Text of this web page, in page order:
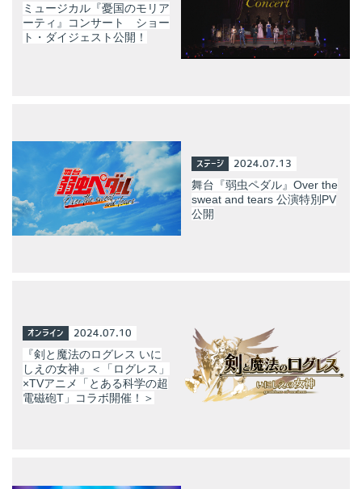
ミュージカル『憂国のモリア
ーティ』コンサート ショー
ト・ダイジェスト公開！
ステージ 2024.07.13
舞台『弱虫ペダル』Over the
sweat and tears 公演特別PV
公開
オンライン 2024.07.10
『剣と魔法のログレス いに
しえの女神』＜「ログレス」
×TVアニメ「とある科学の超
電磁砲T」コラボ開催！＞